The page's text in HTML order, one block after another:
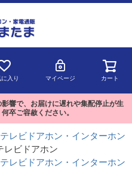
に入り マイページ カート
響で、お届けに遅れや集配停止が生
卒ご容赦ください。
テレビドアホン・インターホン
レビドアホン
テレビドアホン・インターホン